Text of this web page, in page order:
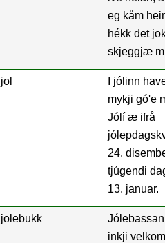
eg kåm
hékk det
skjeggjæ
jol
I jólinn
mykji gó'e
Jólí æ ifrå
24.
tjúgendi
13. januar.
jolebukk
inkji